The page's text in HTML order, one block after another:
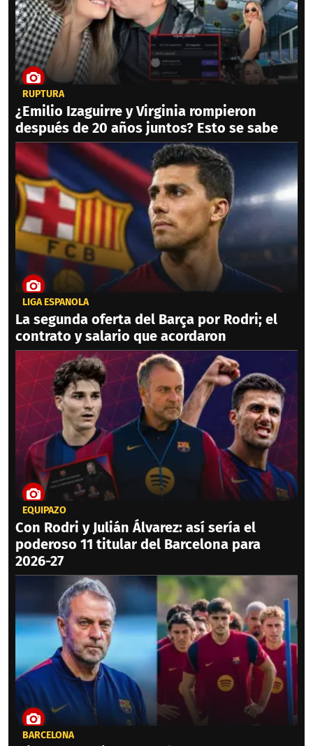
RUPTURA
¿Emilio Izaguirre y Virginia rompieron
después de 20 años juntos? Esto se sabe
LIGA ESPAÑOLA
La segunda oferta del Barça por Rodri; el
contrato y salario que acordaron
EQUIPAZO
Con Rodri y Julián Álvarez: así sería el
poderoso 11 titular del Barcelona para
2026-27
BARCELONA